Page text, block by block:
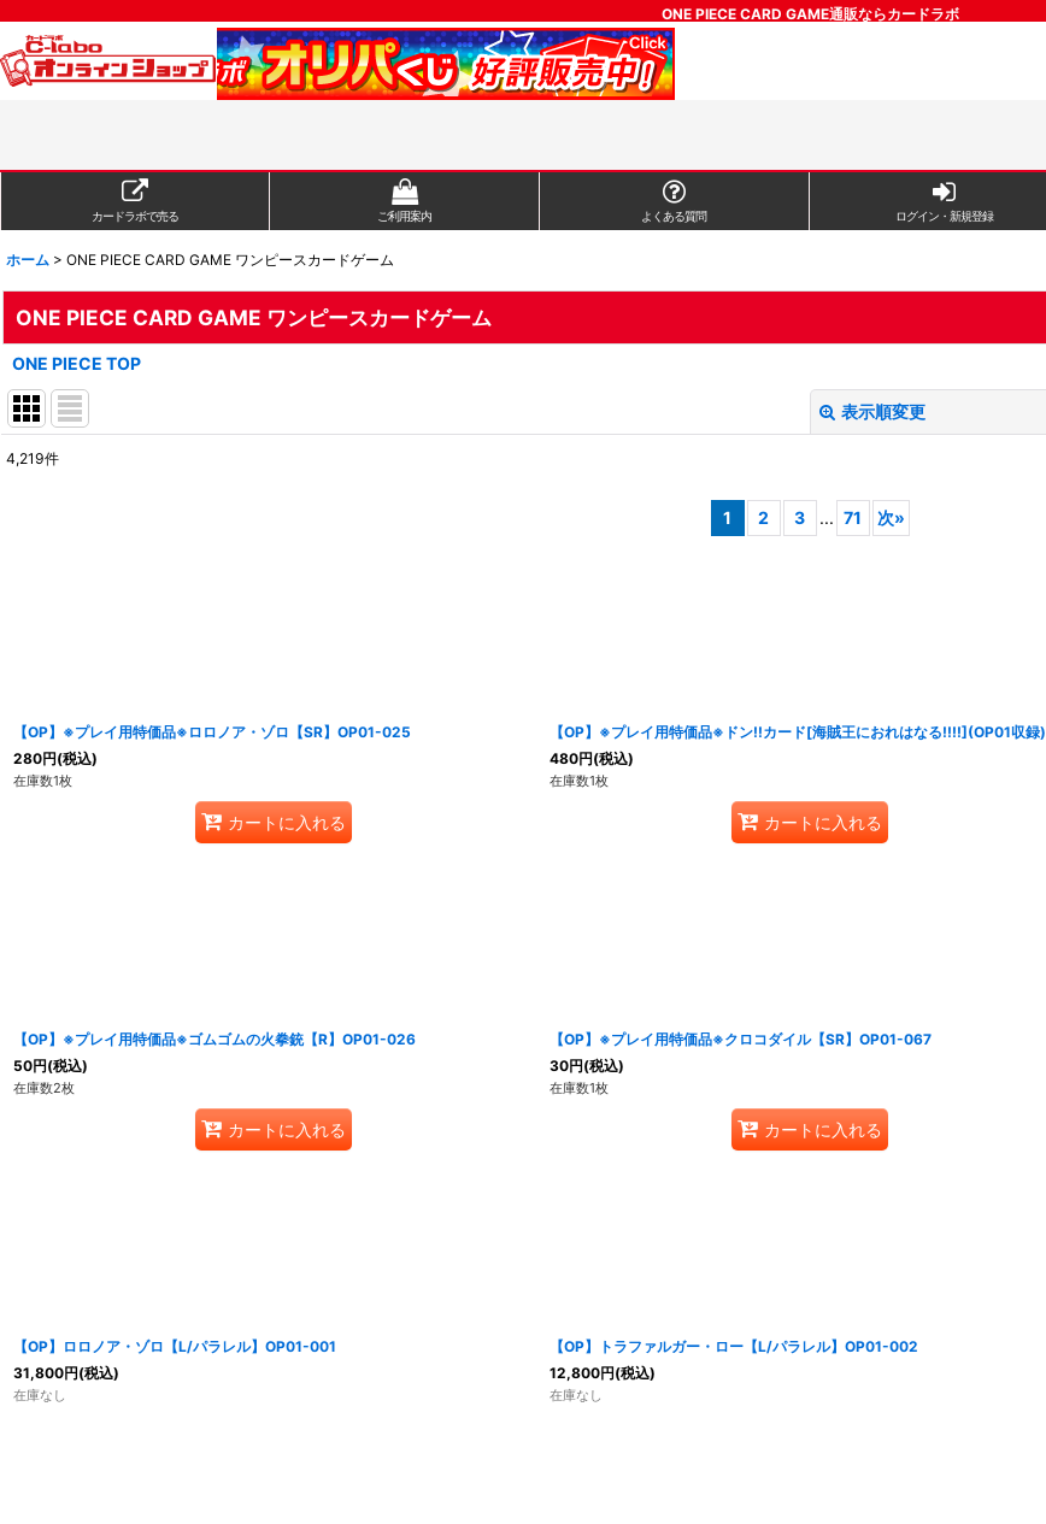
ONE PIECE CARD GAME通販ならカードラボ
カードラボで売る ご利用案内 よくある質問 ログイン・新規登録
ホーム > ONE PIECE CARD GAME ワンピースカードゲーム
ONE PIECE CARD GAME ワンピースカードゲーム
ONE PIECE TOP
表示順変更
絞り込む
4,219件
1 2 3 ... 71 次»
【OP】※プレイ用特価品※ロロノア・ゾロ【SR】OP01-025
280円(税込)
在庫数1枚
カートに入れる
【OP】※プレイ用特価品※ドン!!カード[海賊王におれはなる!!!!](OP01収録)
480円(税込)
在庫数1枚
カートに入れる
【OP】※プレイ用特価品※ゴムゴムの火拳銃【R】OP01-026
50円(税込)
在庫数2枚
カートに入れる
【OP】※プレイ用特価品※クロコダイル【SR】OP01-067
30円(税込)
在庫数1枚
カートに入れる
【OP】ロロノア・ゾロ【L/パラレル】OP01-001
31,800円(税込)
在庫なし
【OP】トラファルガー・ロー【L/パラレル】OP01-002
12,800円(税込)
在庫なし